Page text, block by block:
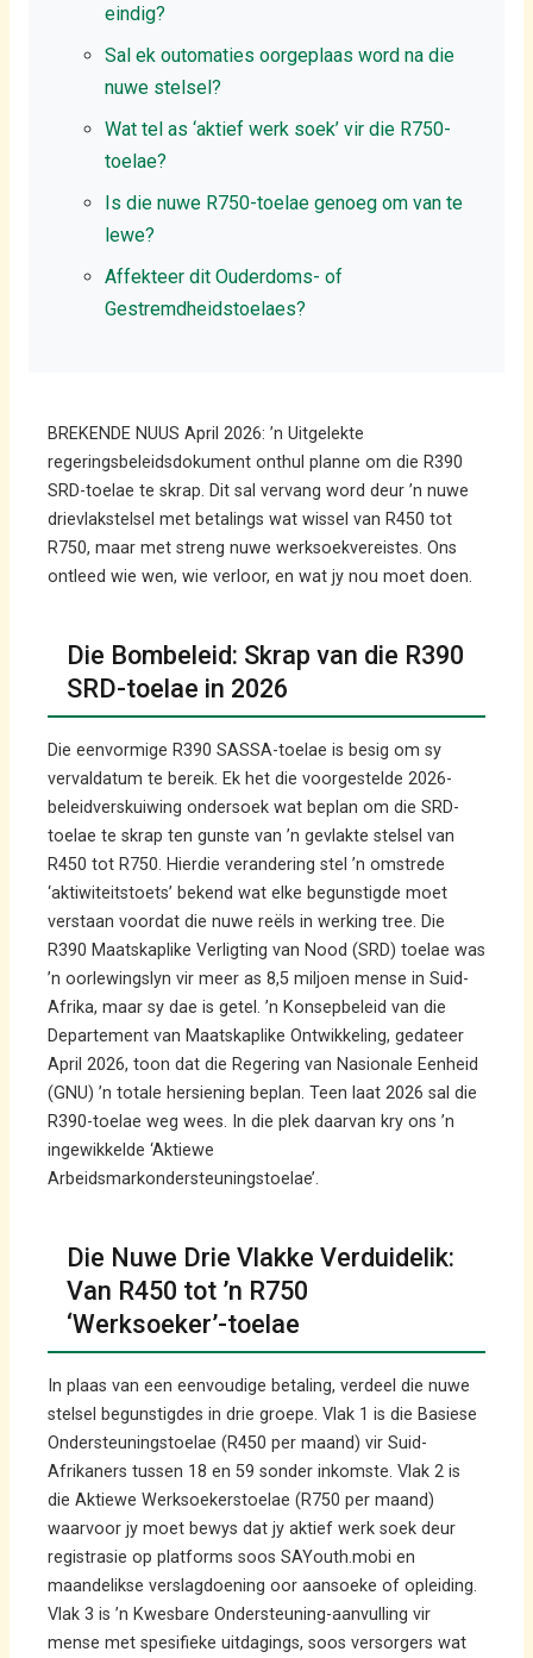
eindig?
Sal ek outomaties oorgeplaas word na die
nuwe stelsel?
Wat tel as ‘aktief werk soek’ vir die R750-
toelae?
Is die nuwe R750-toelae genoeg om van te
lewe?
Affekteer dit Ouderdoms- of
Gestremdheidstoelaes?
BREKENDE NUUS April 2026: ’n Uitgelekte
regeringsbeleidsdokument onthul planne om die R390
SRD-toelae te skrap. Dit sal vervang word deur ’n nuwe
drievlakstelsel met betalings wat wissel van R450 tot
R750, maar met streng nuwe werksoekvereistes. Ons
ontleed wie wen, wie verloor, en wat jy nou moet doen.
Die Bombeleid: Skrap van die R390
SRD-toelae in 2026
Die eenvormige R390 SASSA-toelae is besig om sy
vervaldatum te bereik. Ek het die voorgestelde 2026-
beleidverskuiwing ondersoek wat beplan om die SRD-
toelae te skrap ten gunste van ’n gevlakte stelsel van
R450 tot R750. Hierdie verandering stel ’n omstrede
‘aktiwiteitstoets’ bekend wat elke begunstigde moet
verstaan voordat die nuwe reëls in werking tree. Die
R390 Maatskaplike Verligting van Nood (SRD) toelae was
’n oorlewingslyn vir meer as 8,5 miljoen mense in Suid-
Afrika, maar sy dae is getel. ’n Konsepbeleid van die
Departement van Maatskaplike Ontwikkeling, gedateer
April 2026, toon dat die Regering van Nasionale Eenheid
(GNU) ’n totale hersiening beplan. Teen laat 2026 sal die
R390-toelae weg wees. In die plek daarvan kry ons ’n
ingewikkelde ‘Aktiewe
Arbeidsmarkondersteuningstoelae’.
Die Nuwe Drie Vlakke Verduidelik:
Van R450 tot ’n R750
‘Werksoeker’-toelae
In plaas van een eenvoudige betaling, verdeel die nuwe
stelsel begunstigdes in drie groepe. Vlak 1 is die Basiese
Ondersteuningstoelae (R450 per maand) vir Suid-
Afrikaners tussen 18 en 59 sonder inkomste. Vlak 2 is
die Aktiewe Werksoekerstoelae (R750 per maand)
waarvoor jy moet bewys dat jy aktief werk soek deur
registrasie op platforms soos SAYouth.mobi en
maandelikse verslagdoening oor aansoeke of opleiding.
Vlak 3 is ’n Kwesbare Ondersteuning-aanvulling vir
mense met spesifieke uitdagings, soos versorgers wat